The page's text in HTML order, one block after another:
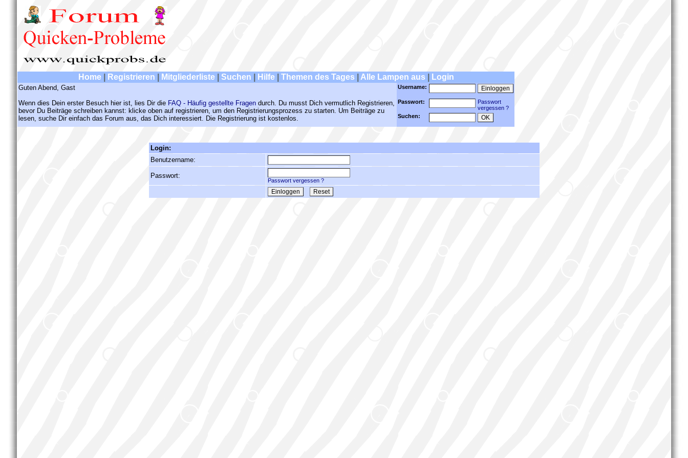
Home Registrieren Mitgliederliste Suchen Hilfe Themen des Tages Alle Lampen aus Login
Guten Abend, Gast
Wenn dies Dein erster Besuch hier ist, lies Dir die FAQ - Häufig gestellte Fragen durch. Du musst Dich vermutlich Registrieren,
bevor Du Beiträge schreiben kannst: klicke oben auf registrieren, um den Registrierungsprozess zu starten. Um Beiträge zu
lesen, suche Dir einfach das Forum aus, das Dich interessiert. Die Registrierung ist kostenlos.
Username:
Passwort:
Passwort
vergessen ?
Suchen:
Login:
Benutzername:
Passwort:
Passwort vergessen ?